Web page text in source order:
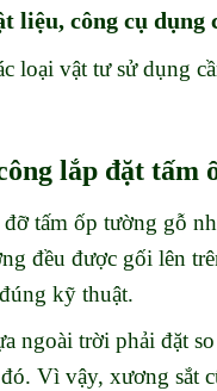
liệu, công cụ dụng
loại vật tư sử dụng
lắp đặt
tấm ốp tường gỗ
đều được gối lên
kỹ thuật.
ngoài trời phải đặt
Vì vậy, xương sắt